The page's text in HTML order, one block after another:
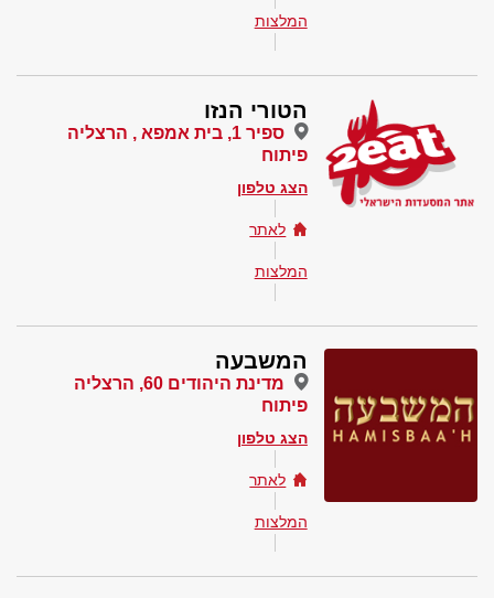
המלצות
הטורי הנזו
ספיר 1, בית אמפא , הרצליה
פיתוח
הצג טלפון
לאתר
המלצות
המשבעה
מדינת היהודים 60, הרצליה
פיתוח
הצג טלפון
לאתר
המלצות